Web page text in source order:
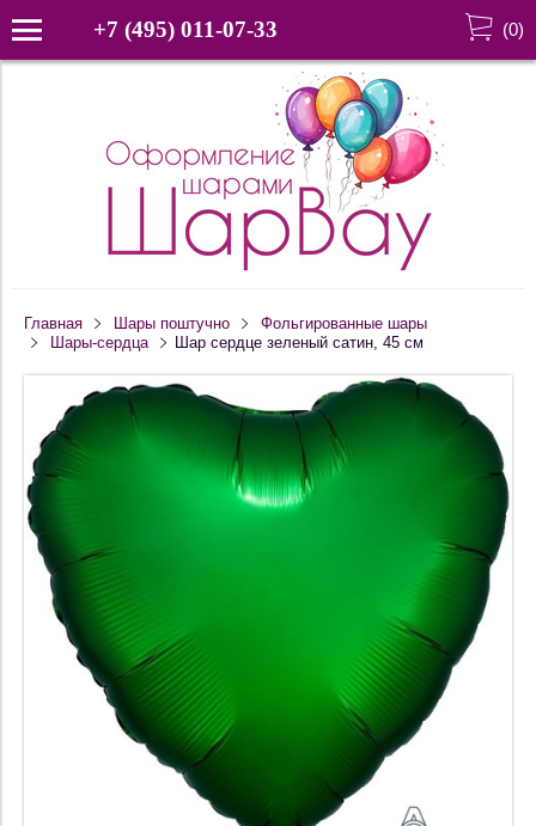
+7 (495) 011-07-33 (0)
Главная Шары поштучно
Фольгированные шары
Шары-сердца
Шар сердце зеленый сатин, 45 см